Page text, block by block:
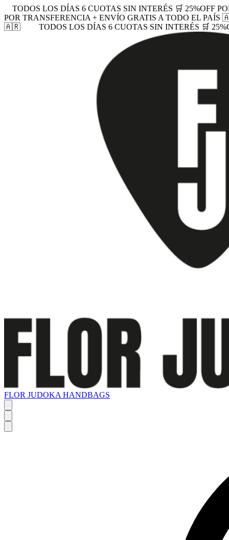
TODOS LOS DÍAS 6 CUOTAS SIN INTERÉS 🛒 25%OFF
POR TRANSFERENCIA + ENVÍO GRATIS A TODO EL
🇦🇷
TODOS LOS DÍAS 6 CUOTAS SIN INTERÉS 🛒
FLOR JUDOKA HANDBAGS